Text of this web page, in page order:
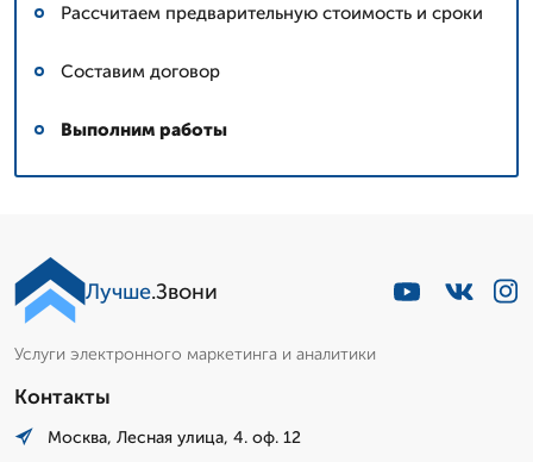
Рассчитаем предварительную стоимость и сроки
Составим договор
Выполним работы
Лучше.Звони
Услуги электронного маркетинга и аналитики
Контакты
Москва, Лесная улица, 4. оф. 12